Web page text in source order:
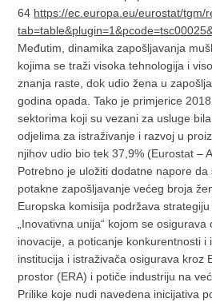
64 https://ec.europa.eu/eurostat/tgm/
Međutim, dinamika zapošljavanja
kojima se traži visoka tehnologija i
znanja raste, dok udio žena u
godina opada. Tako je primjerice
sektorima koji su vezani za usluge
odjelima za istraživanje i razvoj u
njihov udio bio tek 37,9% (Eurostat –
Potrebno je uložiti dodatne napore
potakne zapošljavanje većeg broja
Europska komisija podržava
„Inovativna unija“ kojom se
inovacije, a poticanje konkurentnosti i
institucija i istraživača osigurava kroz
prostor (ERA) i potiče industriju na
Prilike koje nudi navedena inicijativa